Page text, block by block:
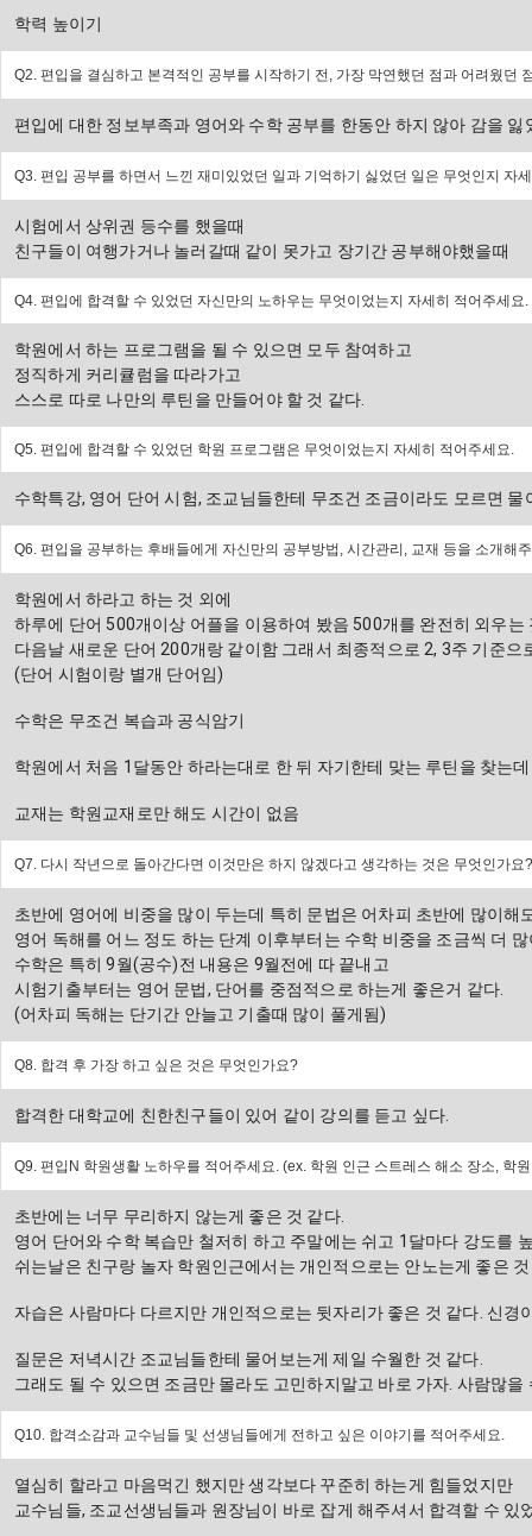
학력 높이기
Q2. 편입을 결심하고 본격적인 공부를 시작하기 전, 가장 막연했던 점과 어려웠던
편입에 대한 정보부족과 영어와 수학 공부를 한동안 하지 않아 감을 잃
Q3. 편입 공부를 하면서 느낀 재미있었던 일과 기억하기 싫었던 일은 무엇인지 자
시험에서 상위권 등수를 했을때
친구들이 여행가거나 놀러갈때 같이 못가고 장기간 공부해야했을때
Q4. 편입에 합격할 수 있었던 자신만의 노하우는 무엇이었는지 자세히 적어주세요.
학원에서 하는 프로그램을 될 수 있으면 모두 참여하고
정직하게 커리큘럼을 따라가고
스스로 따로 나만의 루틴을 만들어야 할 것 같다.
Q5. 편입에 합격할 수 있었던 학원 프로그램은 무엇이었는지 자세히 적어주세요.
수학특강, 영어 단어 시험, 조교님들한테 무조건 조금이라도 모르면 물
Q6. 편입을 공부하는 후배들에게 자신만의 공부방법, 시간관리, 교재 등을 소개해
학원에서 하라고 하는 것 외에
하루에 단어 500개이상 어플을 이용하여 봤음 500개를 완전히 외우
다음날 새로운 단어 200개랑 같이함 그래서 최종적으로 2, 3주 기준
(단어 시험이랑 별개 단어임)
수학은 무조건 복습과 공식암기
학원에서 처음 1달동안 하라는대로 한 뒤 자기한테 맞는 루틴을 찾는
교재는 학원교재로만 해도 시간이 없음
Q7. 다시 작년으로 돌아간다면 이것만은 하지 않겠다고 생각하는 것은 무엇인가요?
초반에 영어에 비중을 많이 두는데 특히 문법은 어차피 초반에 많이
영어 독해를 어느 정도 하는 단계 이후부터는 수학 비중을 조금씩 더
수학은 특히 9월(공수)전 내용은 9월전에 따 끝내고
시험기출부터는 영어 문법, 단어를 중점적으로 하는게 좋은거 같다.
(어차피 독해는 단기간 안늘고 기출때 많이 풀게됨)
Q8. 합격 후 가장 하고 싶은 것은 무엇인가요?
합격한 대학교에 친한친구들이 있어 같이 강의를 듣고 싶다.
Q9. 편입N 학원생활 노하우를 적어주세요. (ex. 학원 인근 스트레스 해소 장소, 학
초반에는 너무 무리하지 않는게 좋은 것 같다.
영어 단어와 수학 복습만 철저히 하고 주말에는 쉬고 1달마다 강도를
쉬는날은 친구랑 놀자 학원인근에서는 개인적으로는 안노는게 좋은
자습은 사람마다 다르지만 개인적으로는 뒷자리가 좋은 것 같다. 신경
질문은 저녁시간 조교님들한테 물어보는게 제일 수월한 것 같다.
그래도 될 수 있으면 조금만 몰라도 고민하지말고 바로 가자. 사람많을
Q10. 합격소감과 교수님들 및 선생님들에게 전하고 싶은 이야기를 적어주세요.
열심히 할라고 마음먹긴 했지만 생각보다 꾸준히 하는게 힘들었지만
교수님들, 조교선생님들과 원장님이 바로 잡게 해주셔서 합격할 수 있